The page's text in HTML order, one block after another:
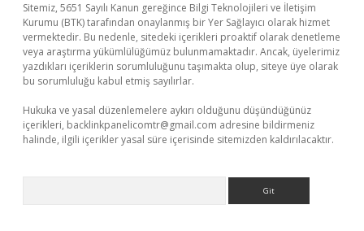
Sitemiz, 5651 Sayılı Kanun gereğince Bilgi Teknolojileri ve İletişim
Kurumu (BTK) tarafından onaylanmış bir Yer Sağlayıcı olarak hizmet
vermektedir. Bu nedenle, sitedeki içerikleri proaktif olarak denetleme
veya araştırma yükümlülüğümüz bulunmamaktadır. Ancak, üyelerimiz
yazdıkları içeriklerin sorumluluğunu taşımakta olup, siteye üye olarak
bu sorumluluğu kabul etmiş sayılırlar.
Hukuka ve yasal düzenlemelere aykırı olduğunu düşündüğünüz
içerikleri, backlinkpanelicomtr@gmail.com adresine bildirmeniz
halinde, ilgili içerikler yasal süre içerisinde sitemizden kaldırılacaktır.